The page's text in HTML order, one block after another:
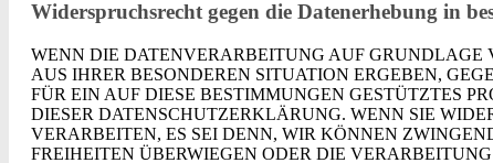
Widerspruchsrecht gegen die Datenerhebung in
WENN DIE DATENVERARBEITUNG AUF GRUNDLAGE
AUS IHRER BESONDEREN SITUATION ERGEBEN,
FÜR EIN AUF DIESE BESTIMMUNGEN GESTÜTZTES
DIESER DATENSCHUTZERKLÄRUNG. WENN SIE
VERARBEITEN, ES SEI DENN, WIR KÖNNEN
FREIHEITEN ÜBERWIEGEN ODER DIE